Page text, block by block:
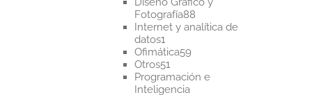
Fotografía8888
productos
Internet y analítica de
datos11
producto
Ofimática5959
Otros5151
productos
Programación e
Inteligencia